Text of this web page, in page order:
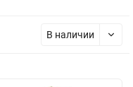
В наличии